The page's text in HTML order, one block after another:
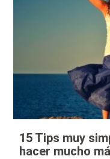
15 Tips muy
hacer mucho